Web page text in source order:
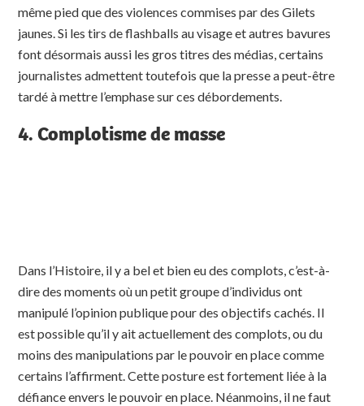
même pied que des violences commises par des Gilets
jaunes. Si les tirs de flashballs au visage et autres bavures
font désormais aussi les gros titres des médias, certains
journalistes admettent toutefois que la presse a peut-être
tardé à mettre l’emphase sur ces débordements.
4. Complotisme de masse
Dans l’Histoire, il y a bel et bien eu des complots, c’est-à-
dire des moments où un petit groupe d’individus ont
manipulé l’opinion publique pour des objectifs cachés. Il
est possible qu’il y ait actuellement des complots, ou du
moins des manipulations par le pouvoir en place comme
certains l’affirment. Cette posture est fortement liée à la
défiance envers le pouvoir en place. Néanmoins, il ne faut